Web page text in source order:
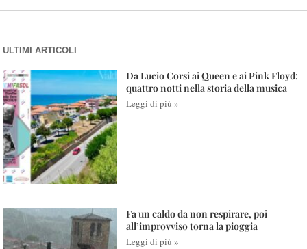
ULTIMI ARTICOLI
Da Lucio Corsi ai Queen e ai Pink Floyd:
quattro notti nella storia della musica
Leggi di più »
Fa un caldo da non respirare, poi
all’improvviso torna la pioggia
Leggi di più »